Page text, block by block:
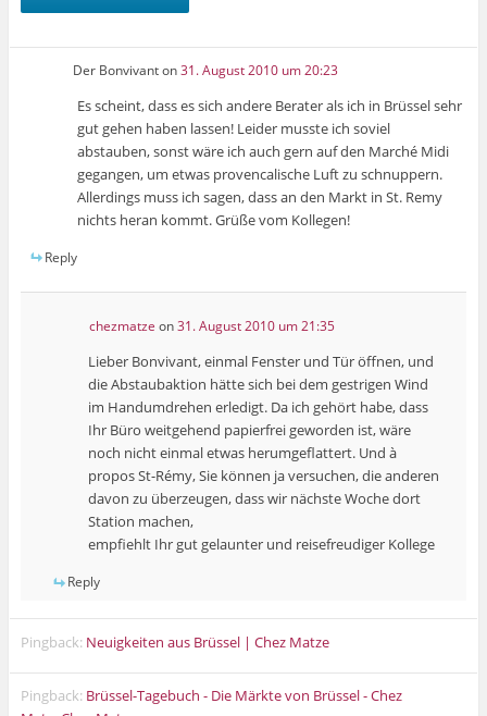
Der Bonvivanton31. August 2010 um 20:23
Es scheint, dass es sich andere Berater als ich in Brüssel sehr
gut gehen haben lassen! Leider musste ich soviel
abstauben, sonst wäre ich auch gern auf den Marché Midi
gegangen, um etwas provencalische Luft zu schnuppern.
Allerdings muss ich sagen, dass an den Markt in St. Remy
nichts heran kommt. Grüße vom Kollegen!
Reply
chezmatze on31. August 2010 um 21:35
Lieber Bonvivant, einmal Fenster und Tür öffnen, und
die Abstaubaktion hätte sich bei dem gestrigen Wind
im Handumdrehen erledigt. Da ich gehört habe, dass
Ihr Büro weitgehend papierfrei geworden ist, wäre
noch nicht einmal etwas herumgeflattert. Und à
propos St-Rémy, Sie können ja versuchen, die anderen
davon zu überzeugen, dass wir nächste Woche dort
Station machen,
empfiehlt Ihr gut gelaunter und reisefreudiger Kollege
Reply
Pingback: Neuigkeiten aus Brüssel | Chez Matze
Pingback: Brüssel-Tagebuch - Die Märkte von Brüssel - Chez